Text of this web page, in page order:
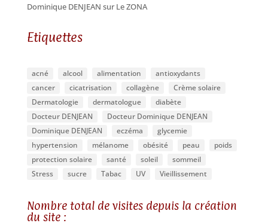
Dominique DENJEAN surLe ZONA
Etiquettes
acné alcool alimentation
antioxydants
cancer
cicatrisation collagène
Crème solaire
Dermatologie
dermatologue
diabète
Docteur DENJEAN
Docteur Dominique DENJEAN
Dominique DENJEAN
eczéma
glycemie
hypertension
mélanome obésité peau
poids
protection solaire
santé soleil
sommeil
Stress
sucre Tabac UV Vieillissement
Nombre total de visites depuis la création
du site :